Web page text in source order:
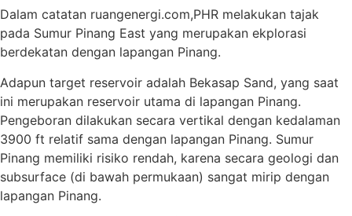
Dalam catatan ruangenergi.com,PHR melakukan tajak
pada Sumur Pinang East yang merupakan ekplorasi
berdekatan dengan lapangan Pinang.
Adapun target reservoir adalah Bekasap Sand, yang saat
ini merupakan reservoir utama di lapangan Pinang.
Pengeboran dilakukan secara vertikal dengan kedalaman
3900 ft relatif sama dengan lapangan Pinang. Sumur
Pinang memiliki risiko rendah, karena secara geologi dan
subsurface (di bawah permukaan) sangat mirip dengan
lapangan Pinang.